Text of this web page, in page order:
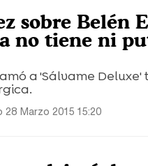
sobre Belén
no tiene ni
a 'Sálvame
28 Marzo 2015 15:20